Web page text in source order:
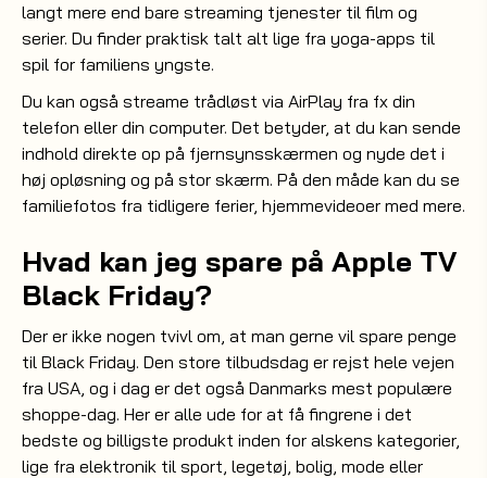
langt mere end bare streaming tjenester til film og
serier. Du finder praktisk talt alt lige fra yoga-apps til
spil for familiens yngste.
Du kan også streame trådløst via AirPlay fra fx din
telefon eller din computer. Det betyder, at du kan sende
indhold direkte op på fjernsynsskærmen og nyde det i
høj opløsning og på stor skærm. På den måde kan du se
familiefotos fra tidligere ferier, hjemmevideoer med mere.
Hvad kan jeg spare på Apple TV
Black Friday?
Der er ikke nogen tvivl om, at man gerne vil spare penge
til Black Friday. Den store tilbudsdag er rejst hele vejen
fra USA, og i dag er det også Danmarks mest populære
shoppe-dag. Her er alle ude for at få fingrene i det
bedste og billigste produkt inden for alskens kategorier,
lige fra elektronik til sport, legetøj, bolig, mode eller